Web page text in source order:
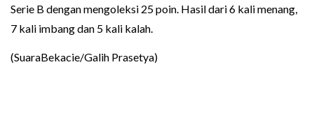
Serie B dengan mengoleksi 25 poin. Hasil dari 6 kali menang,
7 kali imbang dan 5 kali kalah.
(SuaraBekacie/Galih Prasetya)